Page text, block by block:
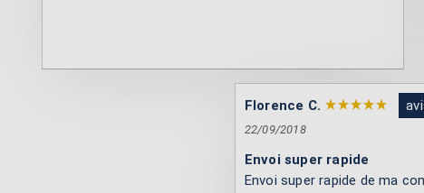
Florence C.
22/09/2018
Envoi super rapide
Envoi super rapide de ma